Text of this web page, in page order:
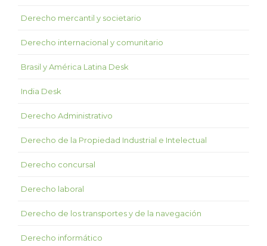
Derecho mercantil y societario
Derecho internacional y comunitario
Brasil y América Latina Desk
India Desk
Derecho Administrativo
Derecho de la Propiedad Industrial e Intelectual
Derecho concursal
Derecho laboral
Derecho de los transportes y de la navegación
Derecho informático